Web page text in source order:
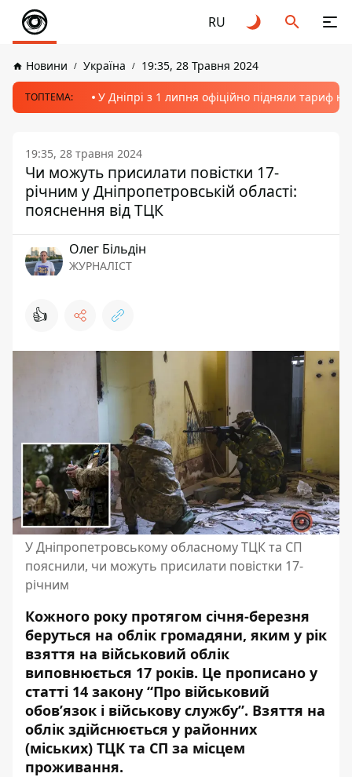
RU
Новини Україна 19:35, 28 Травня 2024
ТОПТЕМА: У Дніпрі з 1 липня офіційно підняли тариф
19:35, 28 травня 2024
Чи можуть присилати повістки 17-
річним у Дніпропетровській області:
пояснення від ТЦК
Олег Більдін
ЖУРНАЛІСТ
👍
У Дніпропетровському обласному ТЦК та СП
пояснили, чи можуть присилати повістки 17-
річним
Кожного року протягом січня-березня
беруться на облік громадяни, яким у рік
взяття на військовий облік
виповнюється 17 років. Це прописано у
статті 14 закону “Про військовий
обов’язок і військову службу”. Взяття на
облік здійснюється у районних
(міських) ТЦК та СП за місцем
проживання.